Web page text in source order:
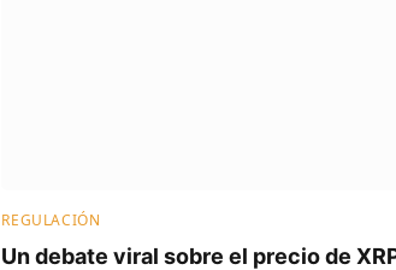
REGULACIÓN
Un debate viral sobre el precio de